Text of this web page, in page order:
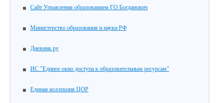
Сайт Управления образованием ГО Богданович
Министерство образования и науки РФ
Дневник.ру
ИС "Единое окно доступа к образовательным ресурсам"
Единая коллекция ЦОР